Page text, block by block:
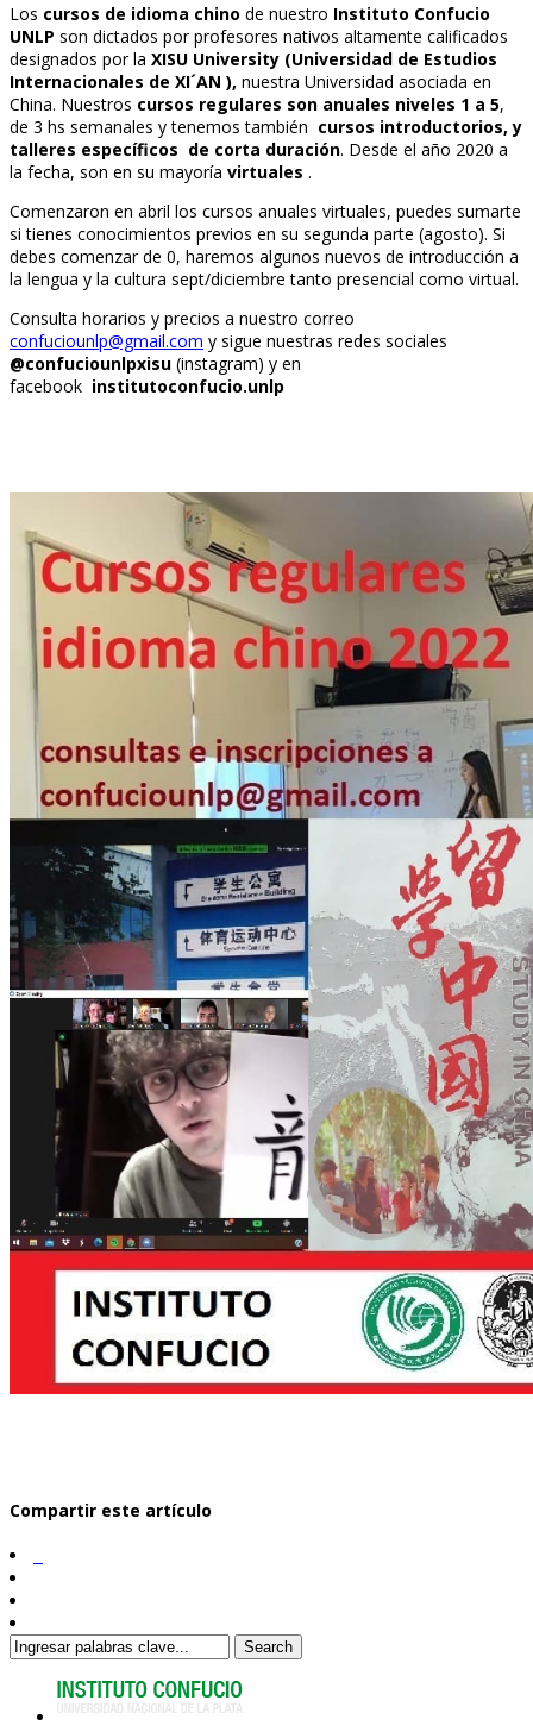
Los cursos de idioma chino de nuestro Instituto Confucio
UNLP son dictados por profesores nativos altamente calificados
designados por la XISU University (Universidad de Estudios
Internacionales de XI´AN ), nuestra Universidad asociada en
China. Nuestros cursos regulares son anuales niveles 1 a 5,
de 3 hs semanales y tenemos también cursos introductorios, y
talleres específicos de corta duración. Desde el año 2020 a
la fecha, son en su mayoría virtuales .
Comenzaron en abril los cursos anuales virtuales, puedes sumarte
si tienes conocimientos previos en su segunda parte (agosto). Si
debes comenzar de 0, haremos algunos nuevos de introducción a
la lengua y la cultura sept/diciembre tanto presencial como virtual.
Consulta horarios y precios a nuestro correo
confuciounlp@gmail.com y sigue nuestras redes sociales
@confuciounlpxisu (instagram) y en
facebook institutoconfucio.unlp
Compartir este artículo
Search